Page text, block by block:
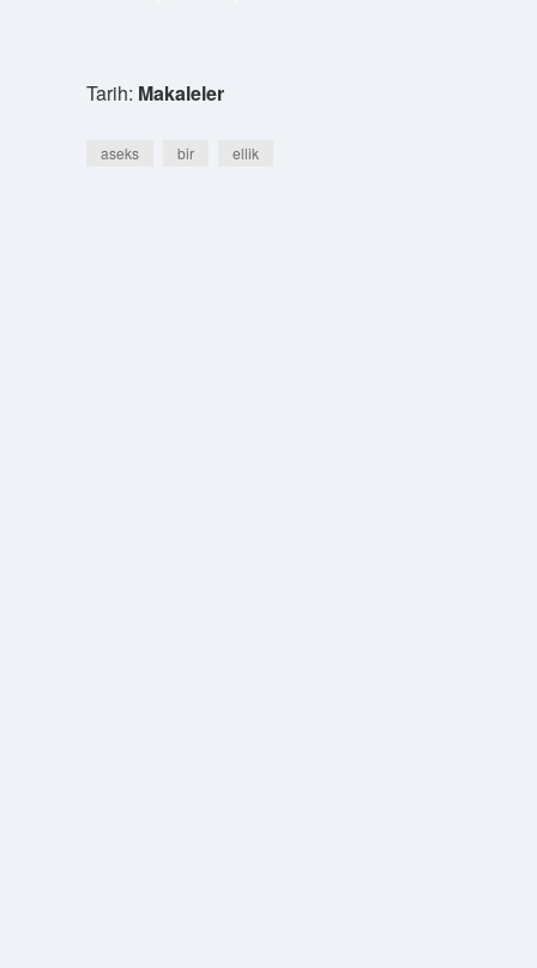
Tarih: Makaleler
aseks bir ellik